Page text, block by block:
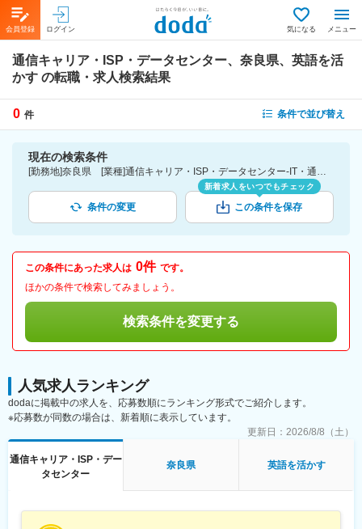
会員登録 ログイン 気になる メニュー
通信キャリア・ISP・データセンター、奈良県、英語を活
かす の転職・求人検索結果
0 件 条件で並び替え
現在の検索条件
[勤務地]奈良県 [業種]通信キャリア・ISP・データセンター-IT・通信業界 [詳細条件](語学)英語を活かす
条件の変更
新着求人をいつでもチェック
この条件を保存
この条件にあった求人は 0件 です。
ほかの条件で検索してみましょう。
検索条件を変更する
人気求人ランキング
dodaに掲載中の求人を、応募数順にランキング形式でご紹介します。
※応募数が同数の場合は、新着順に表示しています。
更新日： 2026/8/8（土）
通信キャリア・ISP・デー
タセンター
奈良県 英語を活かす